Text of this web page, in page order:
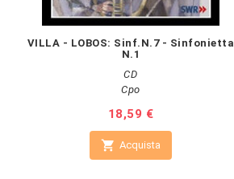
VILLA - LOBOS: Sinf.N.7 - Sinfonietta
N.1
CD
Cpo
Prezzo
18,59 €
 Acquista